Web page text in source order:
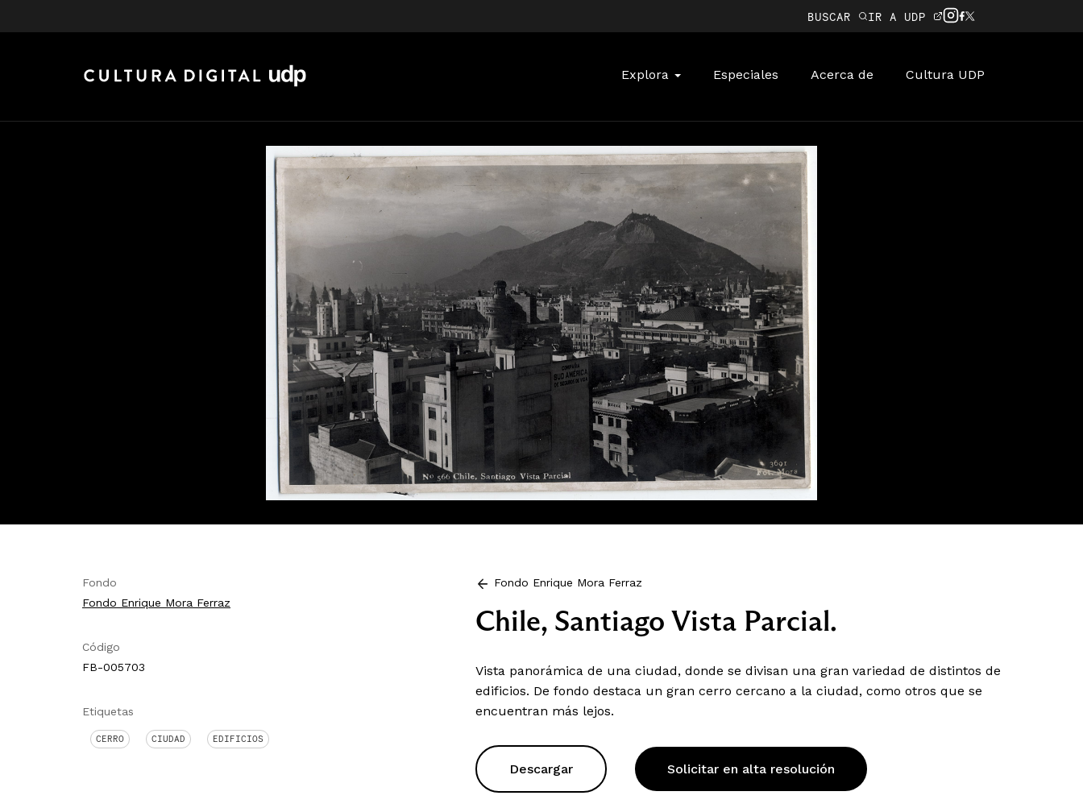
BUSCAR IR A UDP
Explora Especiales Acerca de Cultura UDP
Fondo
Fondo Enrique Mora Ferraz
Código
FB-005703
Etiquetas
CERRO CIUDAD EDIFICIOS
Fondo Enrique Mora Ferraz
Chile, Santiago Vista Parcial.
Vista panorámica de una ciudad, donde se divisan una gran variedad de distintos de
edificios. De fondo destaca un gran cerro cercano a la ciudad, como otros que se
encuentran más lejos.
Descargar Solicitar en alta resolución